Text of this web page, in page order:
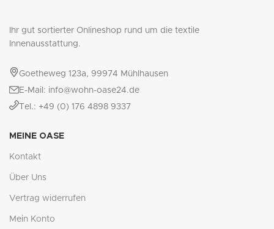
Ihr gut sortierter Onlineshop rund um die textile
Innenausstattung.
Goetheweg 123a, 99974 Mühlhausen
E-Mail: info@wohn-oase24.de
Tel.: +49 (0) 176 4898 9337
MEINE OASE
Kontakt
Über Uns
Vertrag widerrufen
Mein Konto